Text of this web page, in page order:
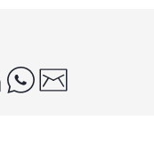
linkedinwhatsapp